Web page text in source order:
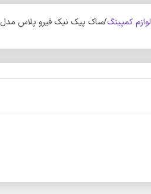
لوازم کمپینگ ساک پیک نیک فیرو پلاس مدل FP303 بسته 2 عددی